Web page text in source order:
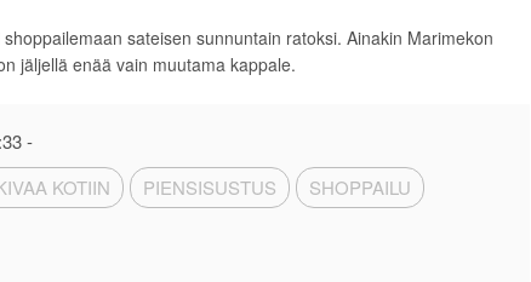
sateisen sunnuntain ratoksi. Ainakin Marimekon
jäljellä enää vain muutama kappale.
-
KOTIIN PIENSISUSTUS
SHOPPAILU